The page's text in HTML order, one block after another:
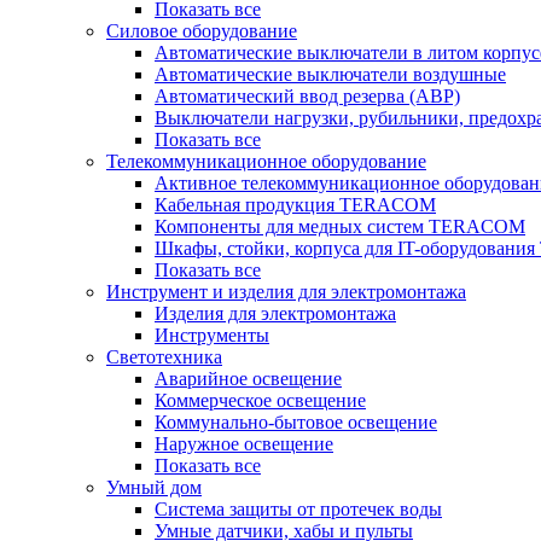
Показать все
Силовое оборудование
Автоматические выключатели в литом
Автоматические выключатели воздушные
Автоматический ввод резерва (АВР)
Выключатели нагрузки, рубильники,
Показать все
Телекоммуникационное оборудование
Активное телекоммуникационное
Кабельная продукция TERACOM
Компоненты для медных систем TERACOM
Шкафы, стойки, корпуса для IT-
Показать все
Инструмент и изделия для электромонтажа
Изделия для электромонтажа
Инструменты
Светотехника
Аварийное освещение
Коммерческое освещение
Коммунально-бытовое освещение
Наружное освещение
Показать все
Умный дом
Система защиты от протечек воды
Умные датчики, хабы и пульты